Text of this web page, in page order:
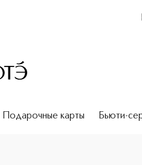
Подарочные карты Бьюти-